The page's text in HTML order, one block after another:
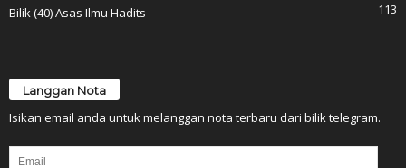
Bilik (40) Asas Ilmu Hadits
113
Langgan Nota
Isikan email anda untuk melanggan nota terbaru dari bilik telegram.
Email